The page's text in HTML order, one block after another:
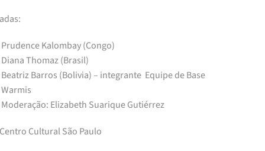
Prudence Kalombay (Congo)
Diana Thomaz (Brasil)
Beatriz Barros (Bolivia) – integrante Equipe de Base
Warmis
Moderação: Elizabeth Suarique Gutiérrez
Cultural São Paulo